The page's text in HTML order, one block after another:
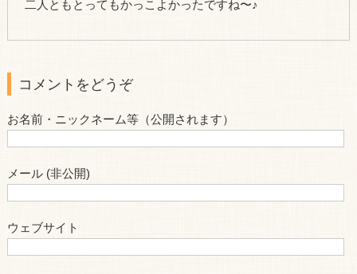
二人ともとってもかっこよかったですね〜♪
コメントをどうぞ
お名前・ニックネーム等（公開されます）
メール (非公開)
ウェブサイト